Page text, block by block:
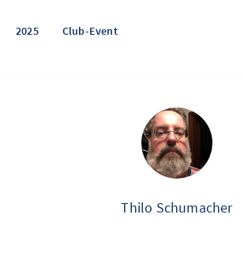
2025 Club-Event
Thilo Schumacher